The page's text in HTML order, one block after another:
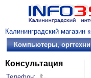
Калининградский магазин
Компьютеры,
Консультация